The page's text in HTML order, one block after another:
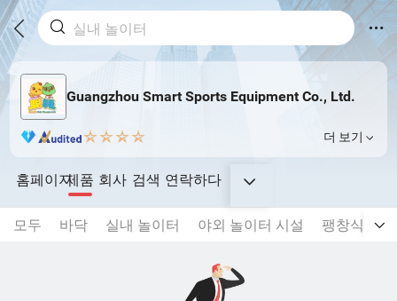
Guangzhou Smart Sports Equipment Co., Ltd.
더 보기
홈페이지제품 회사 검색 연락하다
모두 바닥 실내 놀이터 야외 놀이터 시설 팽창식 완구